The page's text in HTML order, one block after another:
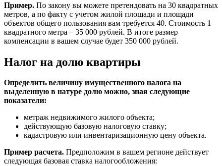
Пример. По закону вы можете претендовать на 30 квадратных
метров, а по факту с учетом жилой площади и площади
объектов общего пользования вам требуется 40. Стоимость 1
квадратного метра – 35 000 рублей. В итоге размер
компенсации в вашем случае будет 350 000 рублей.
Налог на долю квартиры
Определить величину имущественного налога на
выделенную в натуре долю можно, зная следующие
показатели:
метраж недвижимого жилого объекта;
действующую базовую налоговую ставку;
кадастровую или инвентаризационную цену объекта.
Пример расчета. Предположим в вашем регионе действует
следующая базовая ставка налогообложения: